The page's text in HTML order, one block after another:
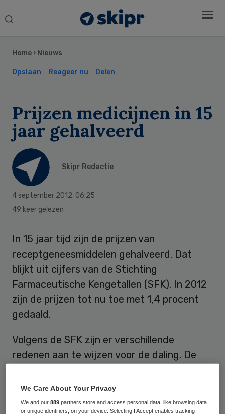
Search
Home › Nieuws
Opslaan Reageer nu Delen
Prijzen medicijnen in 15
jaar gehalveerd
Skipr Redactie
4 september 2012, 06:25
49 keer gelezen
In 15 jaar tijd zijn de prijzen van
receptgeneesmiddelen gehalveerd. Dat
blijkt uit cijfers van de Stichting
Farmaceutische Kengetallen (SFK). In 2012
zijn de prijzen tot nu toe met 1,4 procent
gedaald.
Volgens de SFK zijn er verschillende
redenen aan te wijzen voor de daling. De
zogenoemde clawback, vrijwillige
prijsverlagingen door producenten en het
Sidebar
We Care About Your Privacy
We and our889 partners store and access personal data, like browsing data
or unique identifiers, on your device. Selecting I Accept enables tracking